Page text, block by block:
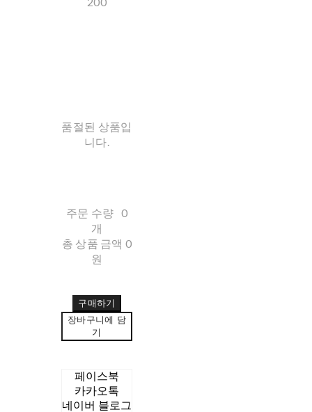
품절된 상품입
니다.
주문 수량 0
개
총 상품 금액 0
원
구매하기
장바구니에 담
기
페이스북
카카오톡
네이버 블로그